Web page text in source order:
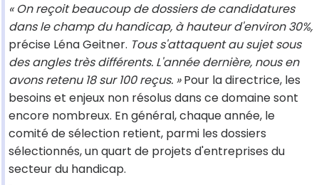
« On reçoit beaucoup de dossiers de candidatures
dans le champ du handicap, à hauteur d'environ 30%,
précise Léna Geitner. Tous s'attaquent au sujet sous
des angles très différents. L'année dernière, nous en
avons retenu 18 sur 100 reçus. »Pour la directrice, les
besoins et enjeux non résolus dans ce domaine sont
encore nombreux. En général, chaque année, le
comité de sélection retient, parmi les dossiers
sélectionnés, un quart de projets d'entreprises du
secteur du handicap.